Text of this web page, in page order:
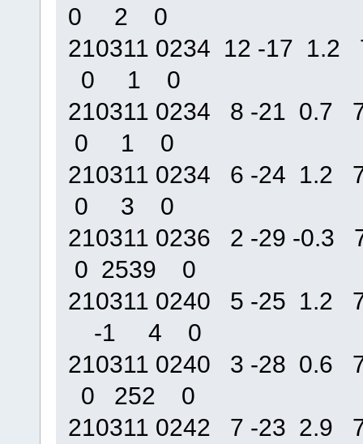
0 2 0
210311 0234 12 -17
0 1 0
210311 0234 8 -21
0 1 0
210311 0234 6 -24
0 3 0
210311 0236 2 -29 -
0 2539 0
210311 0240 5 -25 1.2
-1 4 0
210311 0240 3 -28 0.6
0 252 0
210311 0242 7 -23